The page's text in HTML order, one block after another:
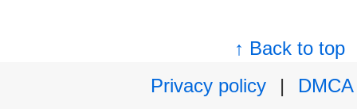
↑ Back to top
Privacy policy
|
DMCA